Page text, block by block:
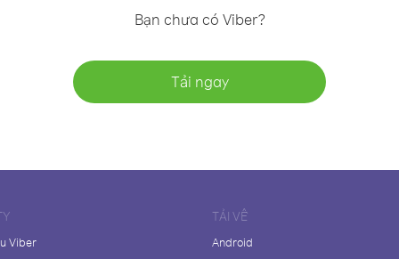
Bạn chưa có Viber?
Tải ngay
Viber
TẢI VỀ
Android